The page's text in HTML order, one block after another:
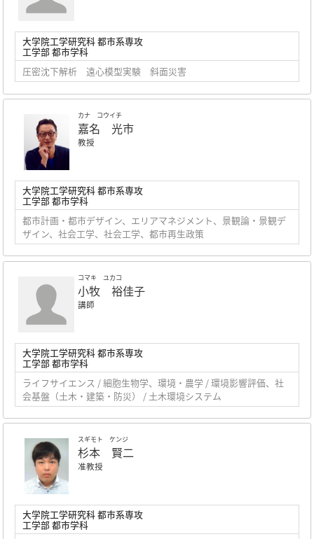
大学院工学研究科 都市系専攻
工学部 都市学科
圧密沈下解析 遠心模型実験 斜面災害
カナ コウイチ
嘉名 光市
教授
大学院工学研究科 都市系専攻
工学部 都市学科
都市計画・都市デザイン、エリアマネジメント、景観論・景観デ
ザイン、社会工学、社会工学、都市再生政策
コマキ ユカコ
小牧 裕佳子
講師
大学院工学研究科 都市系専攻
工学部 都市学科
ライフサイエンス / 細胞生物学、環境・農学 / 環境影響評価、社
会基盤（土木・建築・防災） / 土木環境システム
スギモト ケンジ
杉本 賢二
准教授
大学院工学研究科 都市系専攻
工学部 都市学科